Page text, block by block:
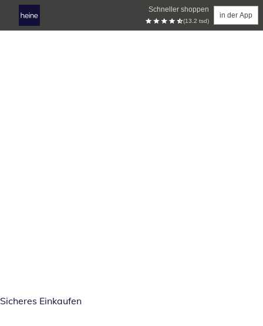
Schneller shoppen
(13.2 tsd)
in der App
Sicheres Einkaufen